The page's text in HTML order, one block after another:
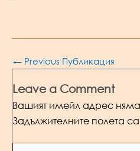
Post
← Previous Публикация
Leave a Comment
Вашият имейл адрес
Задължителните полета